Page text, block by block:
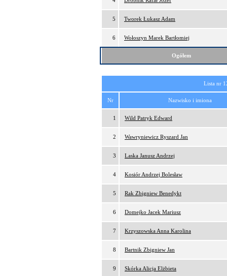
5 Tworek Łukasz Adam
6 Wołoszyn Marek Bartłomiej
Ogółem
Lista nr
Nr Nazwisko i imiona
1 Wild Patryk Edward
2 Wawryniewicz Ryszard Jan
3 Laska Janusz Andrzej
4 Kosiór Andrzej Bolesław
5 Rak Zbigniew Benedykt
6 Domejko Jacek Mariusz
7 Krzyszowska Anna Karolina
8 Bartnik Zbigniew Jan
9 Skórka Alicja Elżbieta